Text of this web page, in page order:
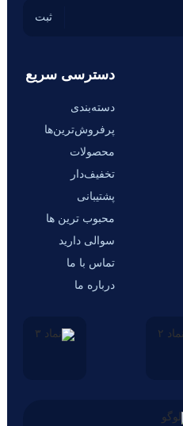
دسترسی سریع
دسته‌بندی
پرفروش‌ترین‌ها
محصولات
تخفیف‌دار
پشتیبانی
محبوب ترین ها
سوالی دارید
تماس با ما
درباره ما